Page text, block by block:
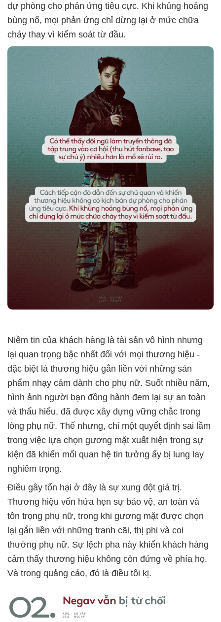
dự phòng cho phản ứng tiêu cực. Khi khủng hoảng
bùng nổ, mọi phản ứng chỉ dừng lại ở mức chữa
cháy thay vì kiểm soát từ đầu.
Niềm tin của khách hàng là tài sản vô hình nhưng
lại quan trọng bậc nhất đối với mọi thương hiệu -
đặc biệt là thương hiệu gắn liền với những sản
phẩm nhạy cảm dành cho phụ nữ. Suốt nhiều năm,
hình ảnh người bạn đồng hành đem lại sự an toàn
và thấu hiểu, đã được xây dựng vững chắc trong
lòng phụ nữ. Thế nhưng, chỉ một quyết định sai lầm
trong việc lựa chọn gương mặt xuất hiện trong sự
kiện đã khiến mối quan hệ tin tưởng ấy bị lung lay
nghiêm trọng.
Điều gây tổn hại ở đây là sự xung đột giá trị.
Thương hiệu vốn hứa hẹn sự bảo vệ, an toàn và
tôn trọng phụ nữ, trong khi gương mặt được chọn
lại gắn liền với những tranh cãi, thị phi và coi
thường phụ nữ. Sự lệch pha này khiến khách hàng
cảm thấy thương hiệu không còn đứng về phía họ.
Và trong quảng cáo, đó là điều tối kị.